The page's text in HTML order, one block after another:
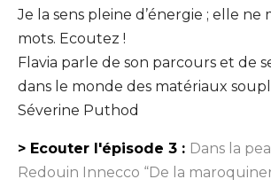
Je la sens pleine d’énergie ; elle ne
mots. Ecoutez !
Flavia parle de son parcours et de
dans le monde des matériaux
Séverine Puthod
> Ecouter l'épisode 3 : Dans la
Redouin Innecco “De la